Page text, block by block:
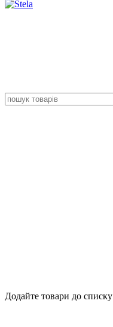
Додайте товари до